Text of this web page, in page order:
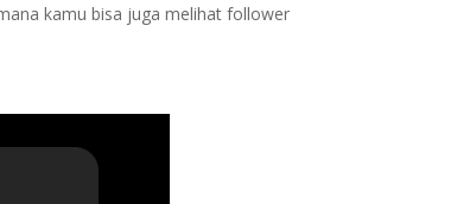
kamu bisa juga melihat follower